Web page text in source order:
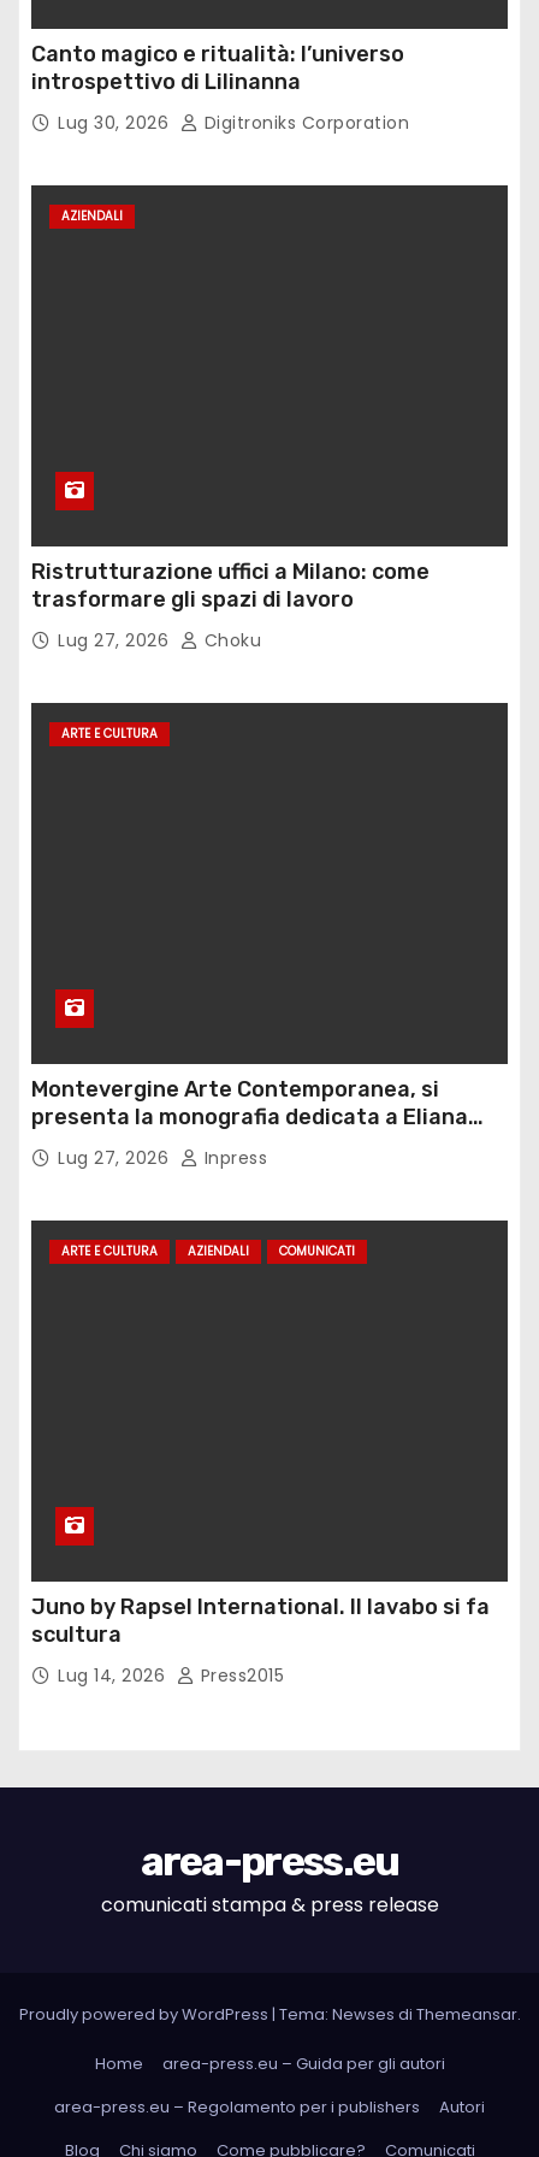
Canto magico e ritualità: l’universo
introspettivo di Lilinanna
Lug 30, 2026 Digitroniks Corporation
AZIENDALI
Ristrutturazione uffici a Milano: come
trasformare gli spazi di lavoro
Lug 27, 2026 Choku
ARTE E CULTURA
Montevergine Arte Contemporanea, si
presenta la monografia dedicata a Eliana
Adorno
Lug 27, 2026 Inpress
ARTE E CULTURA AZIENDALI COMUNICATI
Juno by Rapsel International. Il lavabo si fa
scultura
Lug 14, 2026 Press2015
area-press.eu
comunicati stampa & press release
Proudly powered by WordPress | Tema: Newses di Themeansar.
Home
area-press.eu – Guida per gli autori
area-press.eu – Regolamento per i publishers
Autori
Blog
Chi siamo Come pubblicare? Comunicati